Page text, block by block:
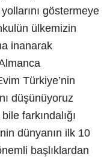
göstermeye
ülkemizin
inanarak
Türkiye’nin
düşünüyoruz
farkındalığı
dünyanın ilk 10
başlıklardan